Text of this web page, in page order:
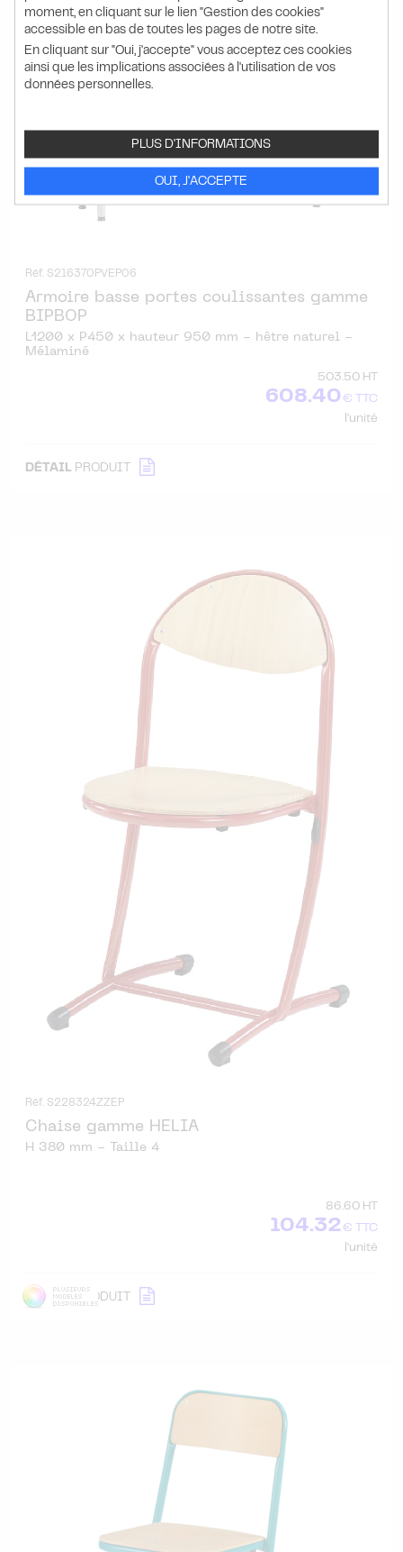
Réf. S216370PVEP06
Armoire basse portes coulissantes gamme
BIPBOP
L1200 x P450 x hauteur 950 mm - hêtre naturel -
Mélaminé
503.50 HT
608.40€ TTC
l'unité
DÉTAIL PRODUIT
Réf. S228324ZZEP
Chaise gamme HELIA
H 380 mm - Taille 4
86.60 HT
104.32€ TTC
l'unité
DÉTAILPRODUIT
moment, en cliquant sur le lien "Gestion des cookies"
accessible en bas de toutes les pages de notre site.
En cliquant sur "Oui, j'accepte" vous acceptez ces cookies
ainsi que les implications associées à l'utilisation de vos
données personnelles.
PLUS D'INFORMATIONS
OUI, J'ACCEPTE